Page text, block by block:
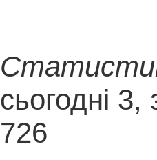
сьогодні 3,
726